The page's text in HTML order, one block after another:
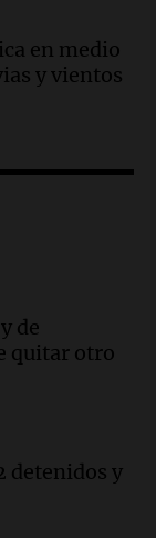
el
en medio
y vientos
de
quitar otro
detenidos y